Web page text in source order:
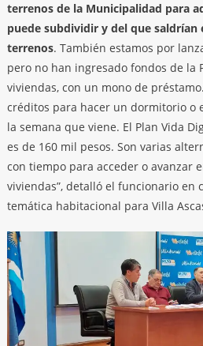
terrenos de la Municipalidad para
puede subdividir y del que saldrían
terrenos. También estamos por
pero no han ingresado fondos de la
viviendas, con un mono de
créditos para hacer un dormitorio o
la semana que viene. El Plan Vida
es de 160 mil pesos. Son varias
con tiempo para acceder o avanzar
viviendas”, detalló el funcionario en
temática habitacional para Villa